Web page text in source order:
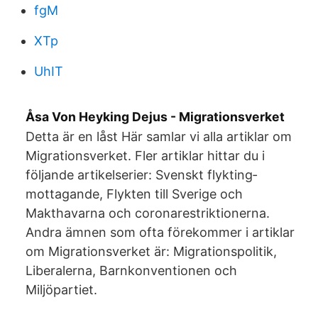
fgM
XTp
UhIT
Åsa Von Heyking Dejus - Migrationsverket
Detta är en låst Här samlar vi alla artiklar om
Migrationsverket. Fler artiklar hittar du i
följande artikelserier: Svenskt flykting­
mottagande, Flykten till Sverige och
Makthavarna och coronarestriktionerna.
Andra ämnen som ofta förekommer i artiklar
om Migrationsverket är: Migrationspolitik,
Liberalerna, Barnkonventionen och
Miljöpartiet.